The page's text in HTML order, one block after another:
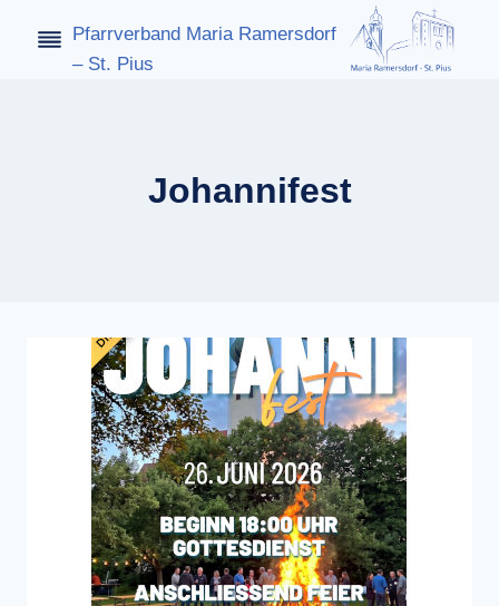
Inhalt
Pfarrverband Maria Ramersdorf
– St. Pius
Johannifest